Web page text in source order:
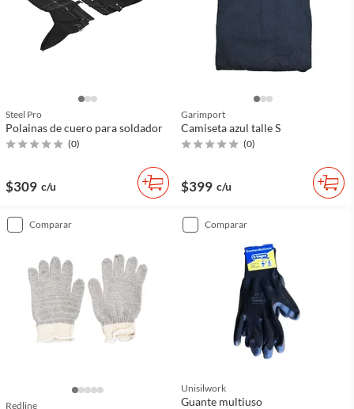
Steel Pro
Polainas de cuero para soldador
(0)
$309 c/u
Garimport
Camiseta azul talle S
(0)
$399 c/u
comparar
Redline
comparar
Unisilwork
Guante multiuso